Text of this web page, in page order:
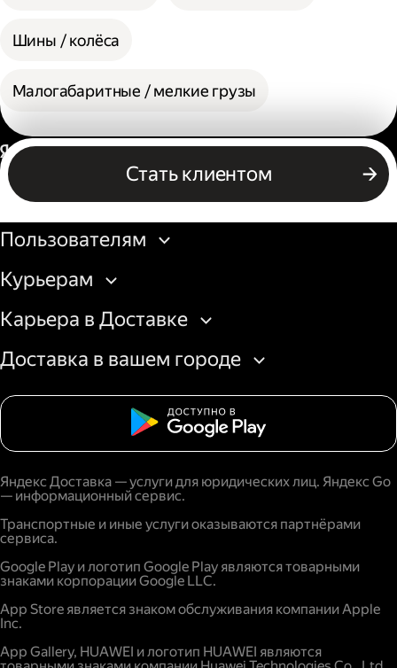
Шины / колёса
Малогабаритные / мелкие грузы
Стать клиентом
Россия
Бизнесу
Пользователям
Курьерам
Карьера в Доставке
Доставка в вашем городе
Яндекс Доставка — услуги для юридических лиц. Яндекс Go
— информационный сервис.
Транспортные и иные услуги оказываются партнёрами
сервиса.
Google Play и логотип Google Play являются товарными
знаками корпорации Google LLC.
App Store является знаком обслуживания компании Apple
Inc.
App Gallery, HUAWEI и логотип HUAWEI являются